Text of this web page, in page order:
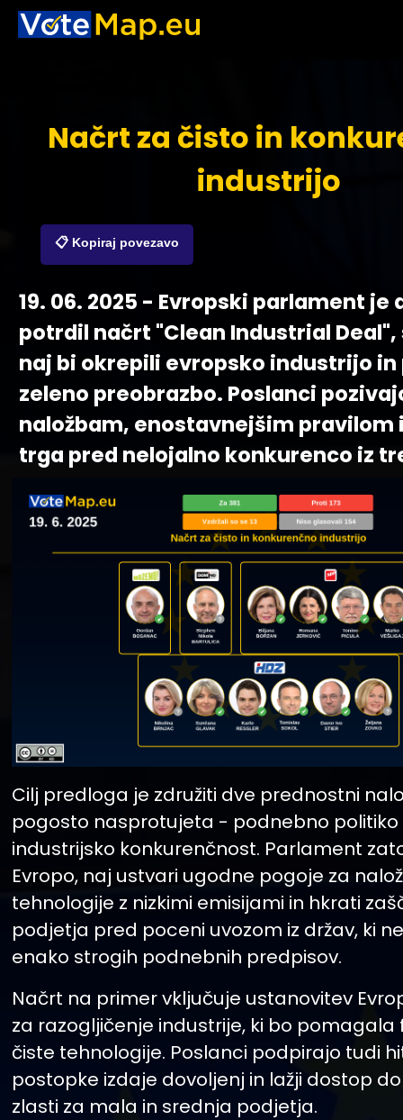
Načrt za čisto in
industrijo
📋 Kopiraj povezavo
19. 06. 2025 - Evropski parlament je
potrdil načrt "Clean Industrial
naj bi okrepili evropsko industrijo in
zeleno preobrazbo. Poslanci
naložbam, enostavnejšim pravilom
trga pred nelojalno konkurenco iz
Cilj predloga je združiti dve prednostni
pogosto nasprotujeta - podnebno politiko
industrijsko konkurenčnost. Parlament
Evropo, naj ustvari ugodne pogoje za
tehnologije z nizkimi emisijami in hkrati
podjetja pred poceni uvozom iz držav, ki
enako strogih podnebnih predpisov.
Načrt na primer vključuje ustanovitev
za razogljičenje industrije, ki bo
čiste tehnologije. Poslanci podpirajo tudi
postopke izdaje dovoljenj in lažji dostop
zlasti za mala in srednja podjetja.